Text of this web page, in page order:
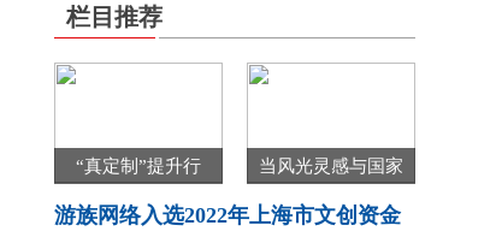
栏目推荐
“真定制”提升行 当风光灵感与国家
游族网络入选2022年上海市文创资金